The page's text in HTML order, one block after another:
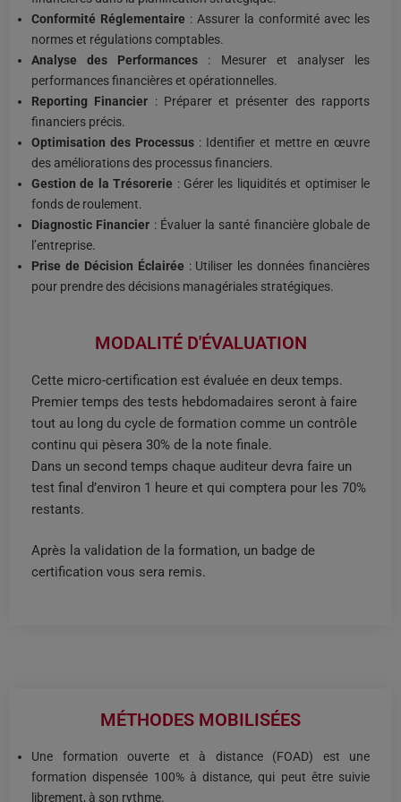
Conformité Réglementaire : Assurer la conformité avec les
normes et régulations comptables.
Analyse des Performances : Mesurer et analyser les
performances financières et opérationnelles.
Reporting Financier : Préparer et présenter des rapports
financiers précis.
Optimisation des Processus : Identifier et mettre en œuvre
des améliorations des processus financiers.
Gestion de la Trésorerie : Gérer les liquidités et optimiser le
fonds de roulement.
Diagnostic Financier : Évaluer la santé financière globale de
l’entreprise.
Prise de Décision Éclairée : Utiliser les données financières
pour prendre des décisions managériales stratégiques.
MODALITÉ D'ÉVALUATION
Cette micro-certification est évaluée en deux temps.
Premier temps des tests hebdomadaires seront à faire
tout au long du cycle de formation comme un contrôle
continu qui pèsera 30% de la note finale.
Dans un second temps chaque auditeur devra faire un
test final d’environ 1 heure et qui comptera pour les 70%
restants.
Après la validation de la formation, un badge de
certification vous sera remis.
MÉTHODES MOBILISÉES
Une formation ouverte et à distance (FOAD) est une
formation dispensée 100% à distance, qui peut être suivie
librement, à son rythme.